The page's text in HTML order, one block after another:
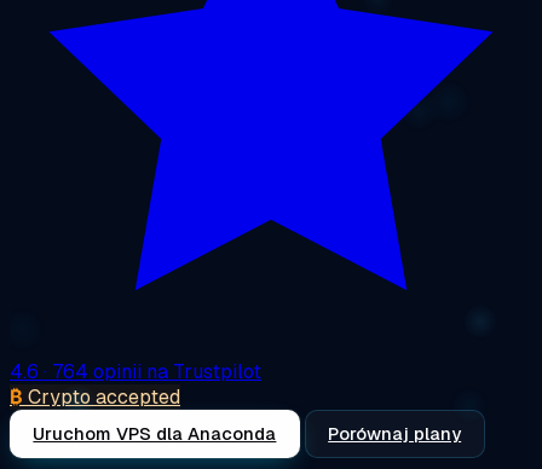
4.6 · 764 opinii na Trustpilot
₿ Crypto accepted
Uruchom VPS dla Anaconda Porównaj plany